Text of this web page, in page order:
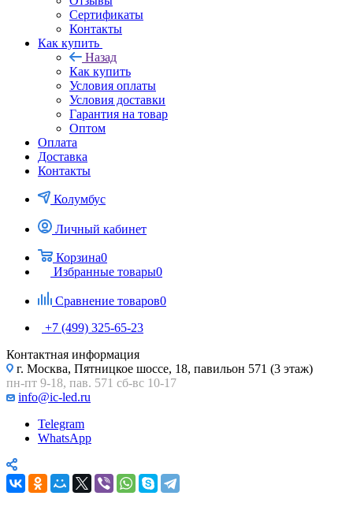
Сертификаты
Контакты
Как купить
Назад
Как купить
Условия оплаты
Условия доставки
Гарантия на товар
Оптом
Оплата
Доставка
Контакты
Колумбус
Личный кабинет
Корзина0
Избранные товары0
Сравнение товаров0
+7 (499) 325-65-23
Контактная информация
г. Москва, Пятницкое шоссе, 18, павильон 571 (3 этаж)
пн-пт 9-18, пав. 571 сб-вс 10-17
info@ic-led.ru
Telegram
WhatsApp